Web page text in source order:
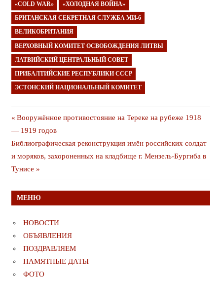
«COLD WAR» «ХОЛОДНАЯ ВОЙНА»
БРИТАНСКАЯ СЕКРЕТНАЯ СЛУЖБА МИ-6
ВЕЛИКОБРИТАНИЯ
ВЕРХОВНЫЙ КОМИТЕТ ОСВОБОЖДЕНИЯ ЛИТВЫ
ЛАТВИЙСКИЙ ЦЕНТРАЛЬНЫЙ СОВЕТ
ПРИБАЛТИЙСКИЕ РЕСПУБЛИКИ СССР
ЭСТОНСКИЙ НАЦИОНАЛЬНЫЙ КОМИТЕТ
Навигация
по
записям
Предыдущая
публикация
Вооружённое противостояние на Тереке на рубеже 1918
— 1919 годов
Следующая
публикация
Библиографическая реконструкция имён российских солдат
и моряков, захороненных на кладбище г. Мензель-Бургиба в
Тунисе
МЕНЮ
НОВОСТИ
ОБЪЯВЛЕНИЯ
ПОЗДРАВЛЯЕМ
ПАМЯТНЫЕ ДАТЫ
ФОТО